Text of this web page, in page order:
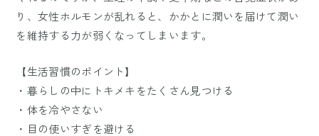
り、女性ホルモンが乱れると、かかとに潤いを届けて潤い
を維持する力が弱くなってしまいます。
【生活習慣のポイント】
・暮らしの中にトキメキをたくさん見つける
・体を冷やさない
・目の使いすぎを避ける